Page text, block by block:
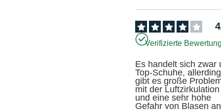
4
Verifizierte
Es handelt sich zwar
Top-Schuhe,
gibt es große
mit der Luftzirkulation
und eine sehr hohe
Gefahr von Blasen an